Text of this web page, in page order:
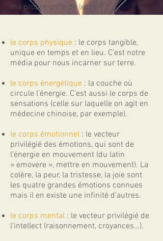
ma propre grille de lecture :​
le corps physique : le corps tangible,
unique en temps et en lieu. C’est notre
média pour nous incarner sur terre.
le corps énergétique : la couche où
circule l’énergie. C’est aussi le corps de
sensations (celle sur laquelle on agit en
médecine chinoise, par exemple).
le corps émotionnel : le vecteur
privilégié des émotions, qui sont de
l’énergie en mouvement (du latin
« emovere », mettre en mouvement). La
colère, la peur, la tristesse, la joie sont
les quatre grandes émotions connues
mais il en existe une infinité d’autres.
le corps mental : le vecteur privilégié de
l’intellect (raisonnement, croyances…).